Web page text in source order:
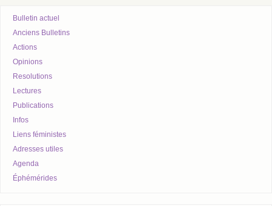
Bulletin actuel
Anciens Bulletins
Actions
Opinions
Resolutions
Lectures
Publications
Infos
Liens féministes
Adresses utiles
Agenda
Éphémérides